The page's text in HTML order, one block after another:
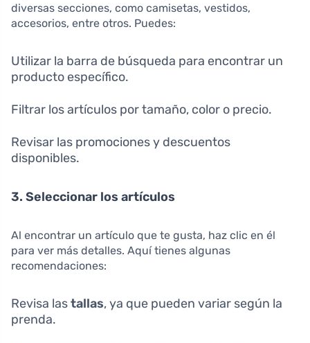
diversas secciones, como camisetas, vestidos,
accesorios, entre otros. Puedes:
Utilizar la barra de búsqueda para encontrar un
producto específico.
Filtrar los artículos por tamaño, color o precio.
Revisar las promociones y descuentos
disponibles.
3. Seleccionar los artículos
Al encontrar un artículo que te gusta, haz clic en él
para ver más detalles. Aquí tienes algunas
recomendaciones:
Revisa lastallas, ya que pueden variar según la
prenda.